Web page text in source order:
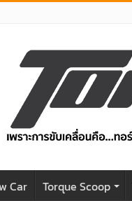
Car Torque Scoop